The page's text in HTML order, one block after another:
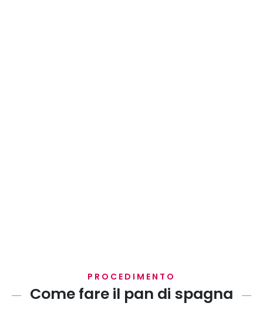
PROCEDIMENTO
Come fare il pan di spagna